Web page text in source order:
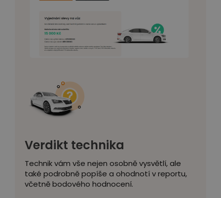
Verdikt technika
Technik vám vše nejen osobně vysvětlí, ale
také podrobně popíše a ohodnotí v reportu,
včetně bodového hodnocení.